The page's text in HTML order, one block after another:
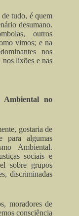
tudo, é quem
desumano.
outros
vimos; e na
nos
nos lixões e nas
Ambiental no
gostaria de
para algumas
Ambiental.
sociais e
sobre grupos
discriminadas
moradores de
consciência